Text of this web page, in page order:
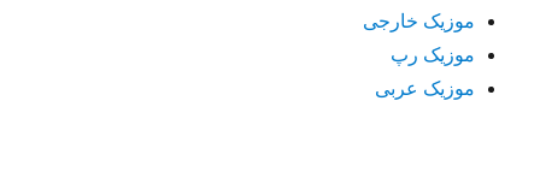
موزیک خارجی
موزیک رپ
موزیک عربی